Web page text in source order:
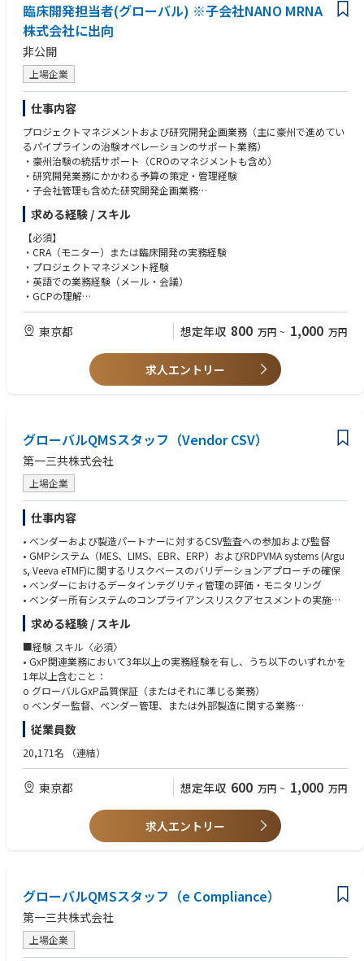
■Also interfaces with:
・Regulatory authorities
・International societies
・Other relevant international stakeholders
(electronic health record) data for clinical /epidemiological research
•Using/applying bioinformatic methodologies to analyze medical data/
database/scientific research
【資格 / License】
＜必須 / Mandatory＞
•Master’s degree in public health or equivalent (individuals holding Data
Science/Engineering/Pharmaceutical science/biostatistics degree are acc
eptable, but should have had the sufficient experience specialized in clini
cal development/epidemiological research)
＜歓迎 / Nice to have＞
•PhD in Data Science/Engineering/Pharmaceutical science/biostatistics
or MD degree is desirable
【能力 / Skill-set】
＜必須 / Mandatory＞
•Apply appropriate study design & analytical methods to observational
/ Epidemiological / pragmatic interventional studies to combine busines
•Lead the interpretation of the scientific data, the translation to the appr
•Take a leadership in analyzing medical evidence gap, spotting opportu
purposes
•Develop AI for making efficient way for daily work
•Manage project in planning, execution, and assessment, and apply the t
ools/frameworks/concepts to drive the effectiveness/performance of pro
ject teams
•Solid communication and interpersonal skills to enable effective leaders
hip, coaching and collaborations
•Programming skills in at least one of the following languages: SAS, R, or
Python
＜歓迎 / Nice to have＞
•Develop prompt of AI to get accurate answers
【語学 / Language】
＜必須 / Mandatory＞
日本語 Japanese：
• Read/write scientific documents including data speculation in Japanes
e
• Communicate/discuss IT/bioinformatics topics with the key stakeholder
s and experts in Japanese practically
英語 English：
Read/write scientific documents including data speculation in English
• Communicate, and discuss IT/bioinformatics topics with the key stakeh
olders and experts in English practically
• Make a English presentation leading and facilitating research discussio
ns in the global meetings
• Communicate with external experts to search for suitable computer env
ironment in AZ KK
• Learn new methodology and knowledge with respect to machine learni
ng and neural network
臨床開発担当者(グローバル) ※子会社NANO MRNA
株式会社に出向
非公開
上場企業
仕事内容
プロジェクトマネジメントおよび研究開発企画業務（主に豪州で進めてい
るパイプラインの治験オペレーションのサポート業務）
・豪州治験の統括サポート（CROのマネジメントも含め）
・研究開発業務にかかわる予算の策定・管理経験
・子会社管理も含めた研究開発企画業務
・研究チームとの連携
求める経験 / スキル
【必須】
・CRA（モニター）または臨床開発の実務経験
・プロジェクトマネジメント経験
・英語での業務経験（メール・会議）
・GCPの理解
・社内外の関係者との調整経験
・リスクマネジメントに強みを有すること
・開発企画・R&D企画の経験
・予算の策定・管理経験
東京都 想定年収 800 万円 ~ 1,000 万円
求人エントリー
グローバルQMSスタッフ（Vendor CSV）
第一三共株式会社
上場企業
仕事内容
• ベンダーおよび製造パートナーに対するCSV監査への参加および監督
• GMPシステム（MES、LIMS、EBR、ERP）およびRDPVMA systems (Argu
s, Veeva eTMF)に関するリスクベースのバリデーションアプローチの確保
• ベンダーにおけるデータインテグリティ管理の評価・モニタリング
• ベンダー所有システムのコンプライアンスリスクアセスメントの実施
• ベンダーCSVガバナンスフレームワーク、SOP、テンプレートの開発・
維持
• バリデーション文書の完全性およびライフサイクルコンプライアンスの
検証
• CSV/DIギャップに関する調査・是正措置（CAPA）のリード
• ベンダー関連業務に係る規制当局査察およびパートナー監査のサポート
• 該当する場合、AI/MLバリデーションに関するSMEとしての指導
築し、コンプライアンスの整合性を確保
• FDA CSAガイダンスの「クリティカルシンキング」概念に基づくCSVプロ
セスの合理化を推進し、迅速なシステム・アプリケーション実装に対する
ビジネスニーズと時間のかかるCSV作業との間の摩擦を低減
本ポジションを通じて、GxP規制、デジタル品質、AIバリデーションなど
急速に進化する領域での専門性を深めるとともに、グローバルなステーク
求める経験 / スキル
■経験 スキル〈必須〉
• GxP関連業務において3年以上の実務経験を有し、うち以下のいずれかを
1年以上含むこと：
o グローバルGxP品質保証（またはそれに準じる業務）
o ベンダー監督、ベンダー管理、または外部製造に関する業務
o GMP環境における監査・査察の実施
o 製造システム（MES、LIMS、EBR、ERP）のバリデーション業務
o グローバルレベルでのCSVまたは品質関連ITシステム管理（ISPE GAMP
• エンタープライズ視点を持ち、現状に対して積極的に改善を提案できる
こと
• クロスファンクショナルかつグローバルな環境での業務経験
• 品質マネジメントシステム、GxP規制、業界トレンドへの幅広い理解
• コンピュータ化システムバリデーション、ITガバナンス、データインテ
• グローバルチームにおいて積極的に協働し、信頼関係を築ける対人能力
• 規制環境の変化に対応できる柔軟性と変化への適応力
• 複数のステークホルダーと連携しながら、コンプライアンス目標を推進
できるリーダーシップ
従業員数
20,171名 （連結）
東京都 想定年収 600 万円 ~ 1,000 万円
求人エントリー
グローバルQMSスタッフ（e Compliance）
第一三共株式会社
上場企業